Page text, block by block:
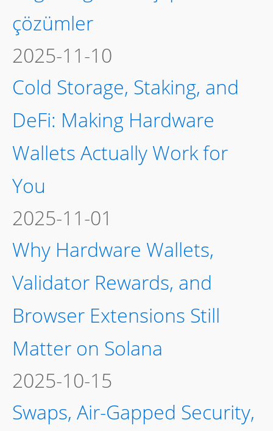
çözümler
2025-11-10
Cold Storage, Staking, and
DeFi: Making Hardware
Wallets Actually Work for
You
2025-11-01
Why Hardware Wallets,
Validator Rewards, and
Browser Extensions Still
Matter on Solana
2025-10-15
Swaps, Air-Gapped Security,